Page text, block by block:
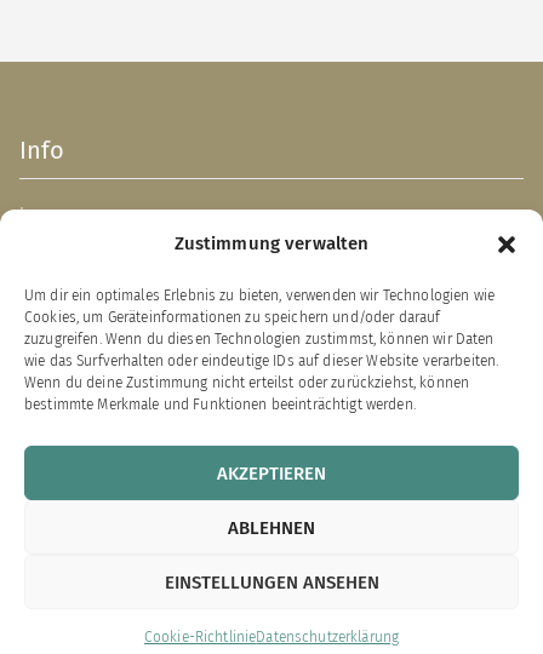
Zustimmung verwalten
Um dir ein optimales Erlebnis zu bieten, verwenden wir Technologien wie
Cookies, um Geräteinformationen zu speichern und/oder darauf
zuzugreifen. Wenn du diesen Technologien zustimmst, können wir Daten
wie das Surfverhalten oder eindeutige IDs auf dieser Website verarbeiten.
Wenn du deine Zustimmung nicht erteilst oder zurückziehst, können
bestimmte Merkmale und Funktionen beeinträchtigt werden.
AKZEPTIEREN
ABLEHNEN
EINSTELLUNGEN ANSEHEN
Cookie-RichtlinieDatenschutzerklärung
Info
Impressum
Verpackungsentsorgung (PPWR)
Widerrufsbelehrung
Zahlung & Versand
VERTRAG WIDERRUFEN
Links zu unseren Partnerverlagen
Cookie-Richtlinie (EU)